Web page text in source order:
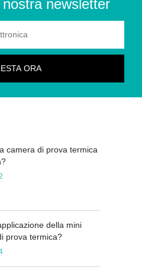
newsletter
camera di prova termica
della mini
prova termica?